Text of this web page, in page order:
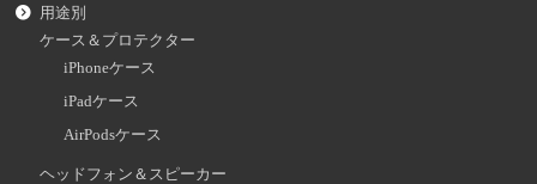
用途別
ケース＆プロテクター
iPhoneケース
iPadケース
AirPodsケース
ヘッドフォン＆スピーカー